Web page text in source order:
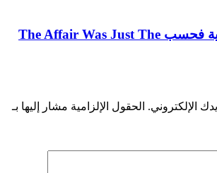
العلاقة كانت البداية فحسب The Affair Was Just The
الإلكتروني. الحقول الإلزامية مشار إليها بـ